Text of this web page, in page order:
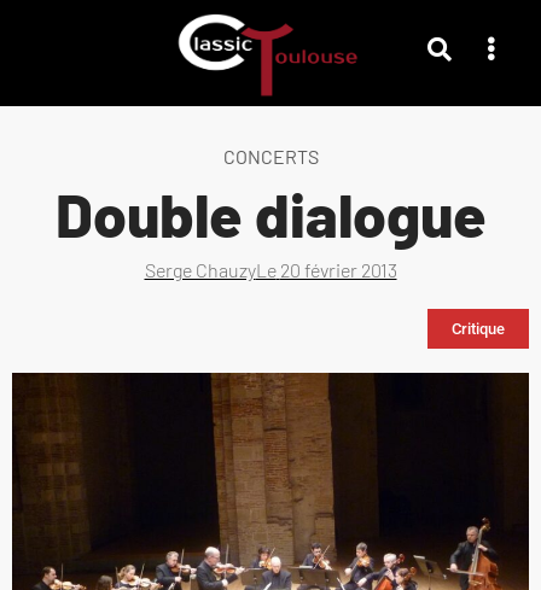
CONCERTS
Double dialogue
Serge ChauzyLe 20 février 2013
Critique